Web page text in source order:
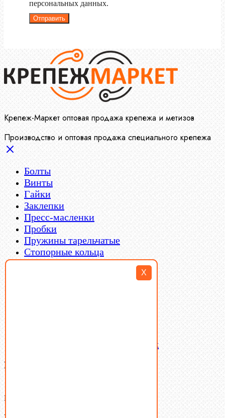
X
персональных данных.
Отправить
Крепеж-Маркет оптовая продажа крепежа и метизов
Производство и оптовая продажа специального крепежа
Болты
Винты
Гайки
Заклепки
Пресс-масленки
Пробки
Пружины тарельчатые
Стопорные кольца
Такелаж
Латунный и бронзовый крепеж
Ваша корзина
В корзине нет товаров.